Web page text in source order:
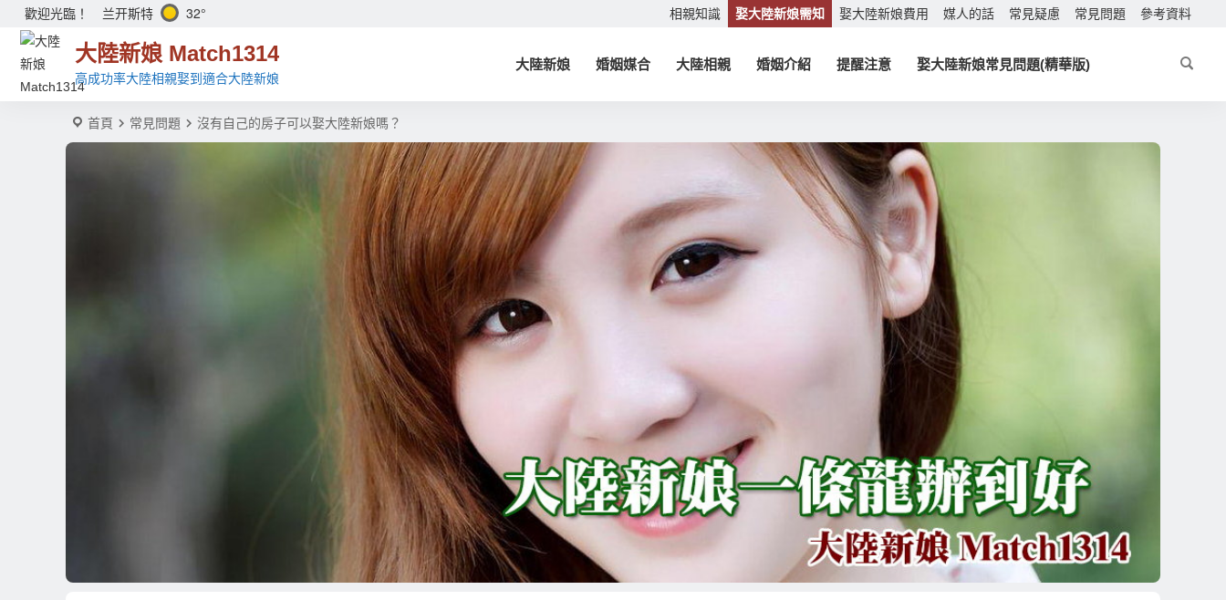
歡迎光臨！ 兰开斯特 32° 相親知識 娶大陸新娘需知 娶大陸新娘費用 媒人的話 常見疑慮 常見問題 參考資料
大陸新娘 Match1314
高成功率大陸相親娶到適合大陸新娘
大陸新娘 婚姻媒合 大陸相親 婚姻介紹 提醒注意 娶大陸新娘常見問題(精華版)
首頁 常見問題 沒有自己的房子可以娶大陸新娘嗎？